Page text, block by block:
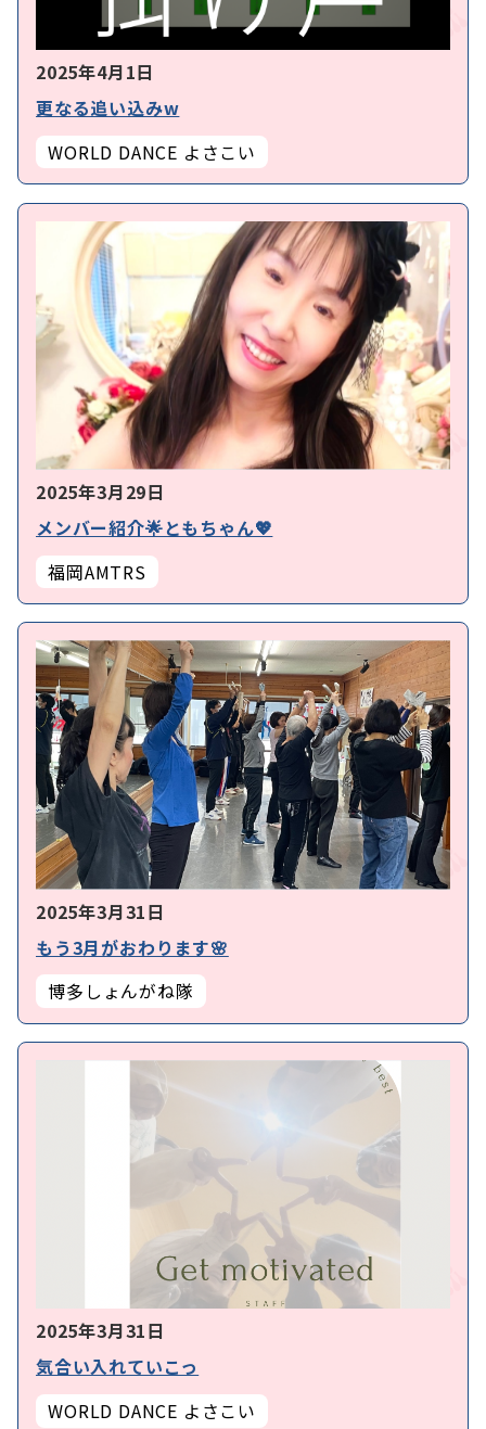
2025年4月1日
更なる追い込みw
WORLD DANCE よさこい
2025年3月29日
メンバー紹介🌟ともちゃん💖
福岡AMTRS
2025年3月31日
もう3月がおわります🌸
博多しょんがね隊
2025年3月31日
気合い入れていこっ
WORLD DANCE よさこい